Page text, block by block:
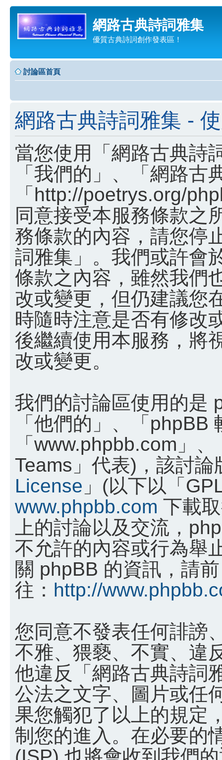
網路古典詩詞雅集
優質古典詩詞創作發表區！
討論區首頁
網路古典詩詞雅集 -
當您使用「網路古典詩
「我們的」、「網路古
「http://poetrys.org/
同意接受本服務條款之
務條款的內容，請您停
詞雅集」。我們或許會
條款之內容，雖然我們
改或變更，但仍建議您
時隨時注意是否有修改
後繼續使用本服務，將
改或變更。
我們的討論區使用的是
「他們的」、「phpBB
「www.phpbb.com」
Teams」代表)，該討論
License 」(以下以「
www.phpbb.com 下載
上的討論以及交流，
不允許的內容或行為舉
關 phpBB 的資訊，請前
往： http://
您同意不發表任何誹謗
不雅、猥褻、不實、違
他違反「網路古典詩詞
公法之文字、圖片或任
果您觸犯了以上的規定
制您的進入。在必要的